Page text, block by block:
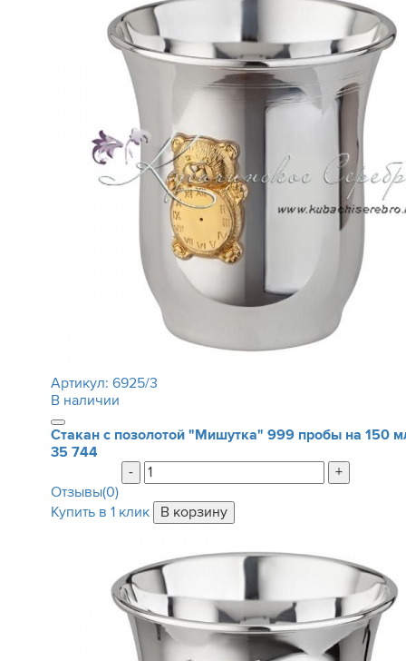
Артикул: 6925/3
В наличии
Стакан с позолотой "Мишутка" 999 пробы на 150
35 744
-
+
Отзывы(0)
Купить в 1 клик